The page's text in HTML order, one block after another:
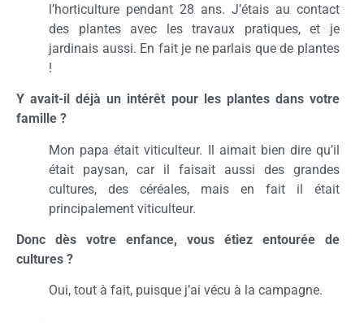
l’horticulture pendant 28 ans. J’étais au contact
des plantes avec les travaux pratiques, et je
jardinais aussi. En fait je ne parlais que de plantes
!
Y avait-il déjà un intérêt pour les plantes dans votre
famille ?
Mon papa était viticulteur. Il aimait bien dire qu’il
était paysan, car il faisait aussi des grandes
cultures, des céréales, mais en fait il était
principalement viticulteur.
Donc dès votre enfance, vous étiez entourée de
cultures ?
Oui, tout à fait, puisque j’ai vécu à la campagne.